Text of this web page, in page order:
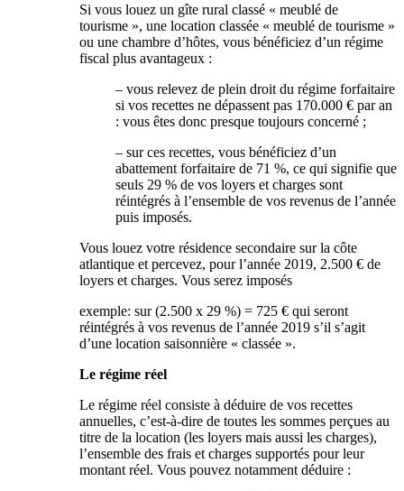
Si vous louez un gîte rural classé « meublé de
tourisme », une location classée « meublé de tourisme »
ou une chambre d’hôtes, vous bénéficiez d’un régime
fiscal plus avantageux :
– vous relevez de plein droit du régime forfaitaire
si vos recettes ne dépassent pas 170.000 € par an
: vous êtes donc presque toujours concerné ;
– sur ces recettes, vous bénéficiez d’un
abattement forfaitaire de 71 %, ce qui signifie que
seuls 29 % de vos loyers et charges sont
réintégrés à l’ensemble de vos revenus de l’année
puis imposés.
Vous louez votre résidence secondaire sur la côte
atlantique et percevez, pour l’année 2019, 2.500 € de
loyers et charges. Vous serez imposés
exemple: sur (2.500 x 29 %) = 725 € qui seront
réintégrés à vos revenus de l’année 2019 s’il s’agit
d’une location saisonnière « classée ».
Le régime réel
Le régime réel consiste à déduire de vos recettes
annuelles, c’est-à-dire de toutes les sommes perçues au
titre de la location (les loyers mais aussi les charges),
l’ensemble des frais et charges supportés pour leur
montant réel. Vous pouvez notamment déduire :